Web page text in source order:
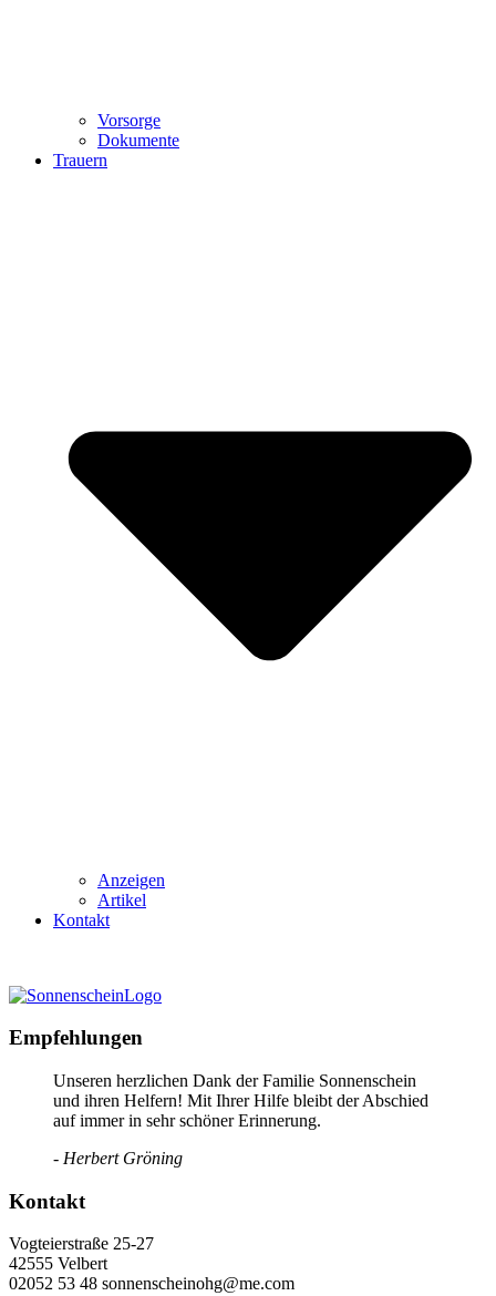
Vorsorge
Dokumente
Trauern
Anzeigen
Artikel
Kontakt
Empfehlungen
Unseren herzlichen Dank der Familie Sonnenschein
und ihren Helfern! Mit Ihrer Hilfe bleibt der Abschied
auf immer in sehr schöner Erinnerung.
- Herbert Gröning
Kontakt
Vogteierstraße 25-27
42555 Velbert
02052 53 48 sonnenscheinohg@me.com